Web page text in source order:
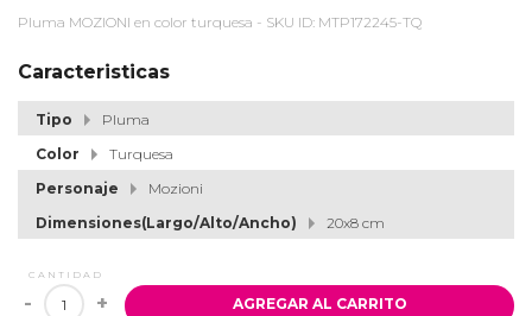
Pluma MOZIONI en color turquesa - SKU ID: MTP172245-TQ
Caracteristicas
Tipo
Pluma
Color
Turquesa
Personaje
Mozioni
Dimensiones(Largo/Alto/Ancho)
20x8 cm
CANTIDAD
- + AGREGAR AL CARRITO